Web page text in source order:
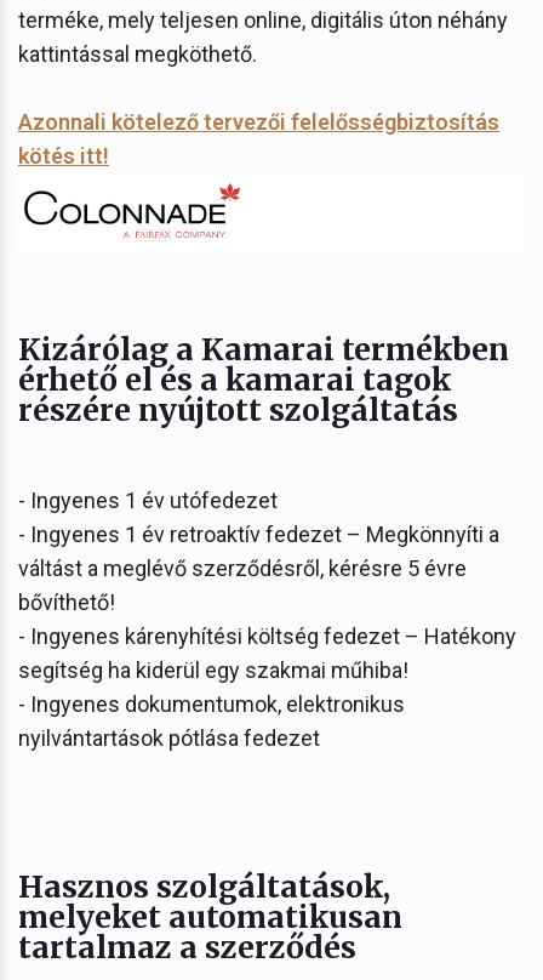
terméke, mely teljesen online, digitális úton néhány
kattintással megköthető.
Azonnali kötelező tervezői felelősségbiztosítás
kötés itt!
Kizárólag a Kamarai termékben
érhető el és a kamarai tagok
részére nyújtott szolgáltatás
- Ingyenes 1 év utófedezet
- Ingyenes 1 év retroaktív fedezet – Megkönnyíti a
váltást a meglévő szerződésről, kérésre 5 évre
bővíthető!
- Ingyenes kárenyhítési költség fedezet – Hatékony
segítség ha kiderül egy szakmai műhiba!
- Ingyenes dokumentumok, elektronikus
nyilvántartások pótlása fedezet
Hasznos szolgáltatások,
melyeket automatikusan
tartalmaz a szerződés